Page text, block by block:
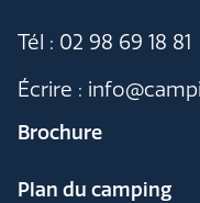
Tél : 02 98 69 18 81
Écrire :
Brochure
Plan du camping